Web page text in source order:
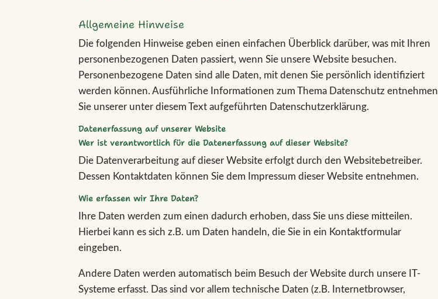
Allgemeine Hinweise
Die folgenden Hinweise geben einen einfachen Überblick darüber, was mit Ihren
personenbezogenen Daten passiert, wenn Sie unsere Website besuchen.
Personenbezogene Daten sind alle Daten, mit denen Sie persönlich identifiziert
werden können. Ausführliche Informationen zum Thema Datenschutz entnehmen
Sie unserer unter diesem Text aufgeführten Datenschutzerklärung.
Datenerfassung auf unserer Website
Wer ist verantwortlich für die Datenerfassung auf dieser Website?
Die Datenverarbeitung auf dieser Website erfolgt durch den Websitebetreiber.
Dessen Kontaktdaten können Sie dem Impressum dieser Website entnehmen.
Wie erfassen wir Ihre Daten?
Ihre Daten werden zum einen dadurch erhoben, dass Sie uns diese mitteilen.
Hierbei kann es sich z.B. um Daten handeln, die Sie in ein Kontaktformular
eingeben.
Andere Daten werden automatisch beim Besuch der Website durch unsere IT-
Systeme erfasst. Das sind vor allem technische Daten (z.B. Internetbrowser,